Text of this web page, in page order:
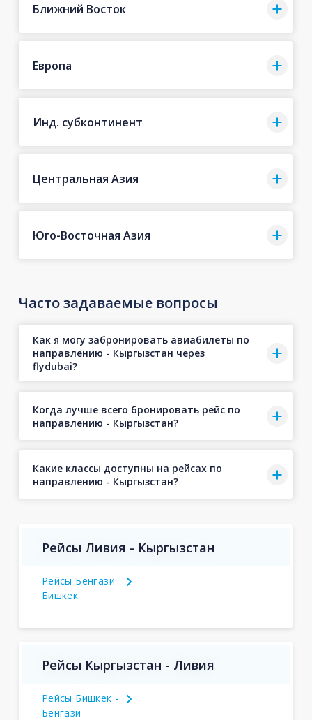
Ближний Восток
Европа
Инд. субконтинент
Центральная Азия
Юго-Восточная Азия
Часто задаваемые вопросы
Как я могу забронировать авиабилеты по
направлению - Кыргызстан через
flydubai?
Когда лучше всего бронировать рейс по
направлению - Кыргызстан?
Какие классы доступны на рейсах по
направлению - Кыргызстан?
Рейсы Ливия - Кыргызстан
Рейсы Бенгази -
Бишкек
Рейсы Кыргызстан - Ливия
Рейсы Бишкек -
Бенгази